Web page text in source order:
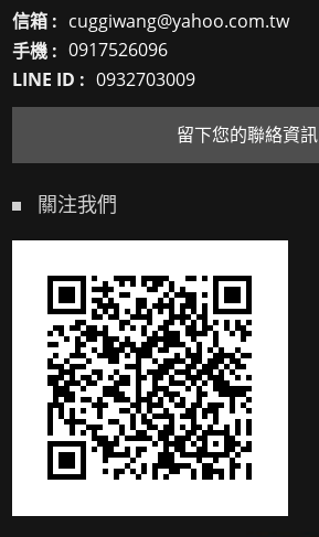
信箱 : cuggiwang@yahoo.com.tw
手機 : 0917526096
LINE ID : 0932703009
留下您的聯絡資訊
關注我們